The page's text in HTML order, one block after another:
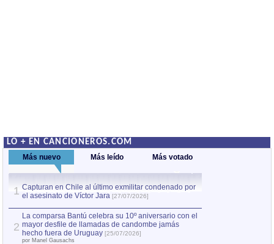
LO + EN CANCIONEROS.COM
Más nuevo Más leído Más votado
1 Capturan en Chile al último exmilitar condenado por
el asesinato de Víctor Jara [27/07/2026]
2
La comparsa Bantú celebra su 10º aniversario con el
mayor desfile de llamadas de candombe jamás
hecho fuera de Uruguay [25/07/2026]
por Manel Gausachs